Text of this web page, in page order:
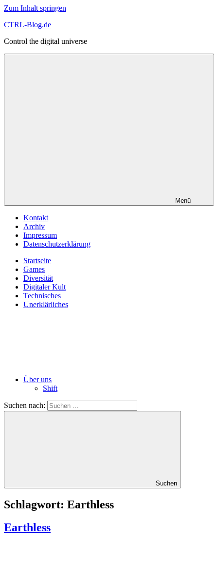
Zum Inhalt springen
CTRL-Blog.de
Control the digital universe
Menü
Kontakt
Archiv
Impressum
Datenschutzerklärung
Startseite
Games
Diversität
Digitaler Kult
Technisches
Unerklärliches
Über uns
Shift
Suchen nach:
Suchen
Schlagwort: Earthless
Earthless